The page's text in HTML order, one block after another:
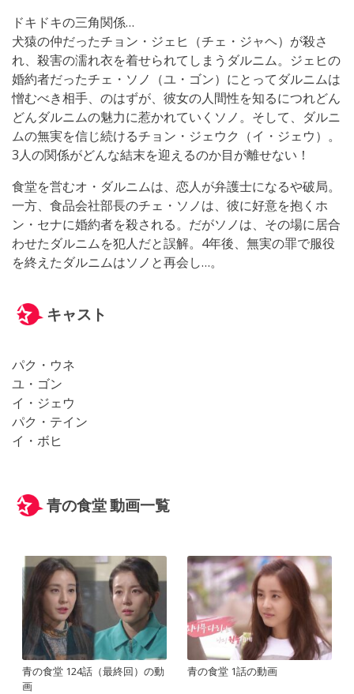
ドキドキの三角関係…
犬猿の仲だったチョン・ジェヒ（チェ・ジャヘ）が殺さ
れ、殺害の濡れ衣を着せられてしまうダルニム。ジェヒの
婚約者だったチェ・ソノ（ユ・ゴン）にとってダルニムは
憎むべき相手、のはずが、彼女の人間性を知るにつれどん
どんダルニムの魅力に惹かれていくソノ。そして、ダルニ
ムの無実を信じ続けるチョン・ジェウク（イ・ジェウ）。
3人の関係がどんな結末を迎えるのか目が離せない！
食堂を営むオ・ダルニムは、恋人が弁護士になるや破局。
一方、食品会社部長のチェ・ソノは、彼に好意を抱くホ
ン・セナに婚約者を殺される。だがソノは、その場に居合
わせたダルニムを犯人だと誤解。4年後、無実の罪で服役
を終えたダルニムはソノと再会し…。
キャスト
パク・ウネ
ユ・ゴン
イ・ジェウ
パク・テイン
イ・ボヒ
青の食堂 動画一覧
青の食堂 124話（最終回）の動
画
青の食堂 1話の動画